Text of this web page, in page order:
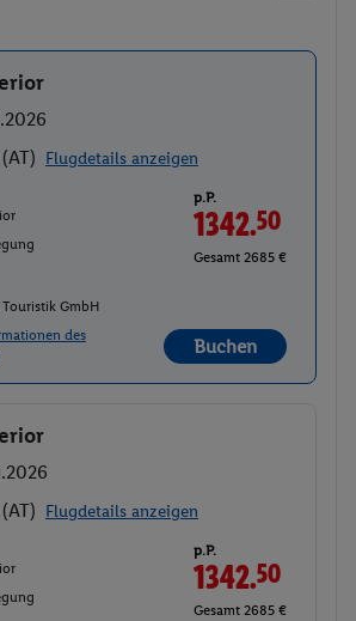
Flugdetails anzeigen
p.P.
1342.50
Gesamt 2685 €
Touristik GmbH
des
Buchen
Flugdetails anzeigen
p.P.
1342.50
Gesamt 2685 €